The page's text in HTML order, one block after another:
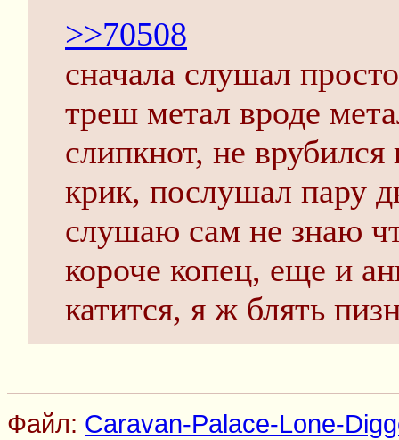
>>70508
сначала слушал
треш метал вроде
слипкнот, не
крик, послушал пару
слушаю сам не знаю
короче копец, еще и
катится, я ж блять
Файл: Caravan-Palace-Lone-